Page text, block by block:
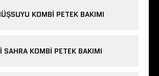
KOMBI PETEK BAKIMI
SAHRA KOMBI PETEK BAKIMI